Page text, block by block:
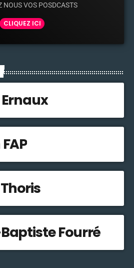
NOUS VOS POSDCASTS
CLIQUEZ ICI
Fourré